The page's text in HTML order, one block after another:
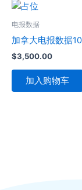
电报数据
加拿大电报数据
$3,500.00
加入购物车